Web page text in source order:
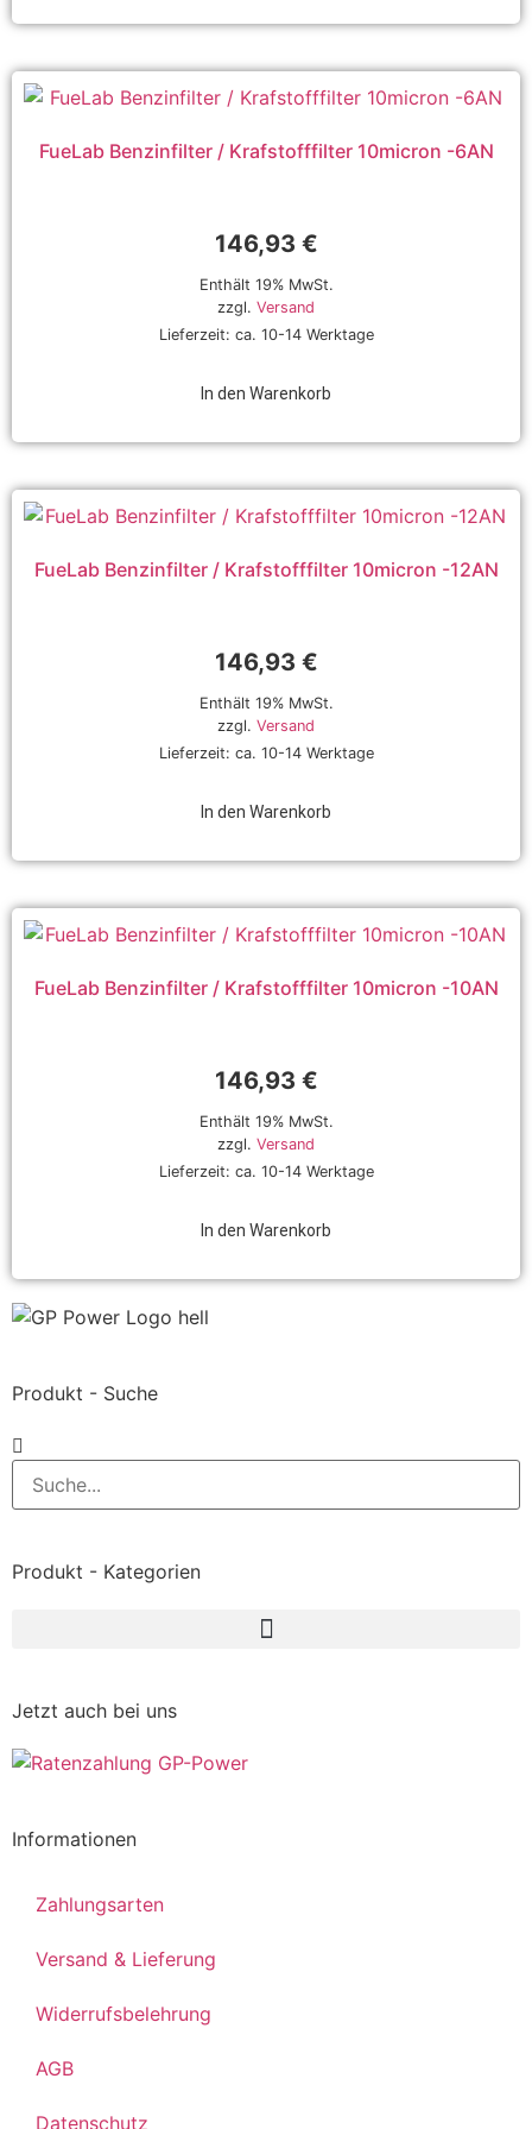
Produkt - Suche
Produkt - Kategorien
Jetzt auch bei uns
Informationen
Zahlungsarten
Versand & Lieferung
Widerrufsbelehrung
AGB
Datenschutz
FueLab Benzinfilter / Krafstofffilter 10micron -6AN
146,93 €
Enthält 19% MwSt.
zzgl. Versand
Lieferzeit: ca. 10-14 Werktage
In den Warenkorb
FueLab Benzinfilter / Krafstofffilter 10micron -12AN
146,93 €
Enthält 19% MwSt.
zzgl. Versand
Lieferzeit: ca. 10-14 Werktage
In den Warenkorb
FueLab Benzinfilter / Krafstofffilter 10micron -10AN
146,93 €
Enthält 19% MwSt.
zzgl. Versand
Lieferzeit: ca. 10-14 Werktage
In den Warenkorb